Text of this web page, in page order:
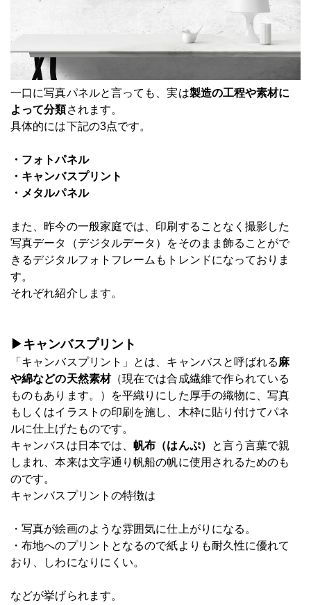
一口に写真パネルと言っても、実は製造の工程や素材に
よって分類されます。
具体的には下記の3点です。
・フォトパネル
・キャンバスプリント
・メタルパネル
また、昨今の一般家庭では、印刷することなく撮影した
写真データ（デジタルデータ）をそのまま飾ることがで
きるデジタルフォトフレームもトレンドになっておりま
す。
それぞれ紹介します。
▶キャンバスプリント
「キャンバスプリント」とは、キャンバスと呼ばれる麻
や綿などの天然素材（現在では合成繊維で作られている
ものもあります。）を平織りにした厚手の織物に、写真
もしくはイラストの印刷を施し、木枠に貼り付けてパネ
ルに仕上げたものです。
キャンバスは日本では、帆布（はんぷ）
と言う言葉で親
しまれ、本来は文字通り帆船の帆に使用されるためのも
のです。
キャンバスプリントの特徴は
・写真が絵画のような雰囲気に仕上がりになる。
・布地へのプリントとなるので紙よりも耐久性に優れて
おり、しわになりにくい。
などが挙げられます。